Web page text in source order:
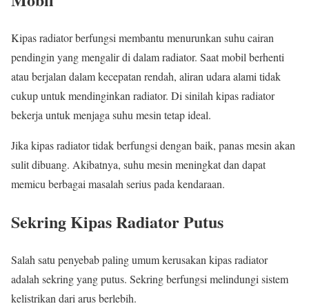
Kipas radiator berfungsi membantu menurunkan suhu cairan
pendingin yang mengalir di dalam radiator. Saat mobil berhenti
atau berjalan dalam kecepatan rendah, aliran udara alami tidak
cukup untuk mendinginkan radiator. Di sinilah kipas radiator
bekerja untuk menjaga suhu mesin tetap ideal.
Jika kipas radiator tidak berfungsi dengan baik, panas mesin akan
sulit dibuang. Akibatnya, suhu mesin meningkat dan dapat
memicu berbagai masalah serius pada kendaraan.
Sekring Kipas Radiator Putus
Salah satu penyebab paling umum kerusakan kipas radiator
adalah sekring yang putus. Sekring berfungsi melindungi sistem
kelistrikan dari arus berlebih.